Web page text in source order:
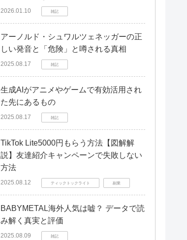
2026.01.10 雑記
アーノルド・シュワルツェネッガーの正
しい発音と「危険」と噂される真相
2025.08.17 雑記
生成AIがアニメやゲームで有効活用され
た先にあるもの
2025.08.17 雑記
TikTok Lite5000円もらう方法【図解解
説】友達紹介キャンペーンで失敗しない
方法
2025.08.12 ティックトックライト 副業
BABYMETAL海外人気は嘘？ データで読
み解く真実と評価
2025.08.09 雑記